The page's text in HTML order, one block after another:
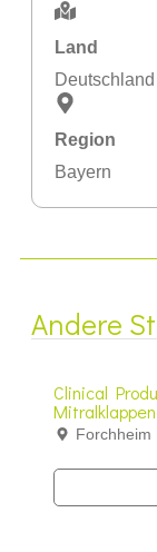
Land
Deutschland
Region
Bayern
Andere
Clinical
Forchheim